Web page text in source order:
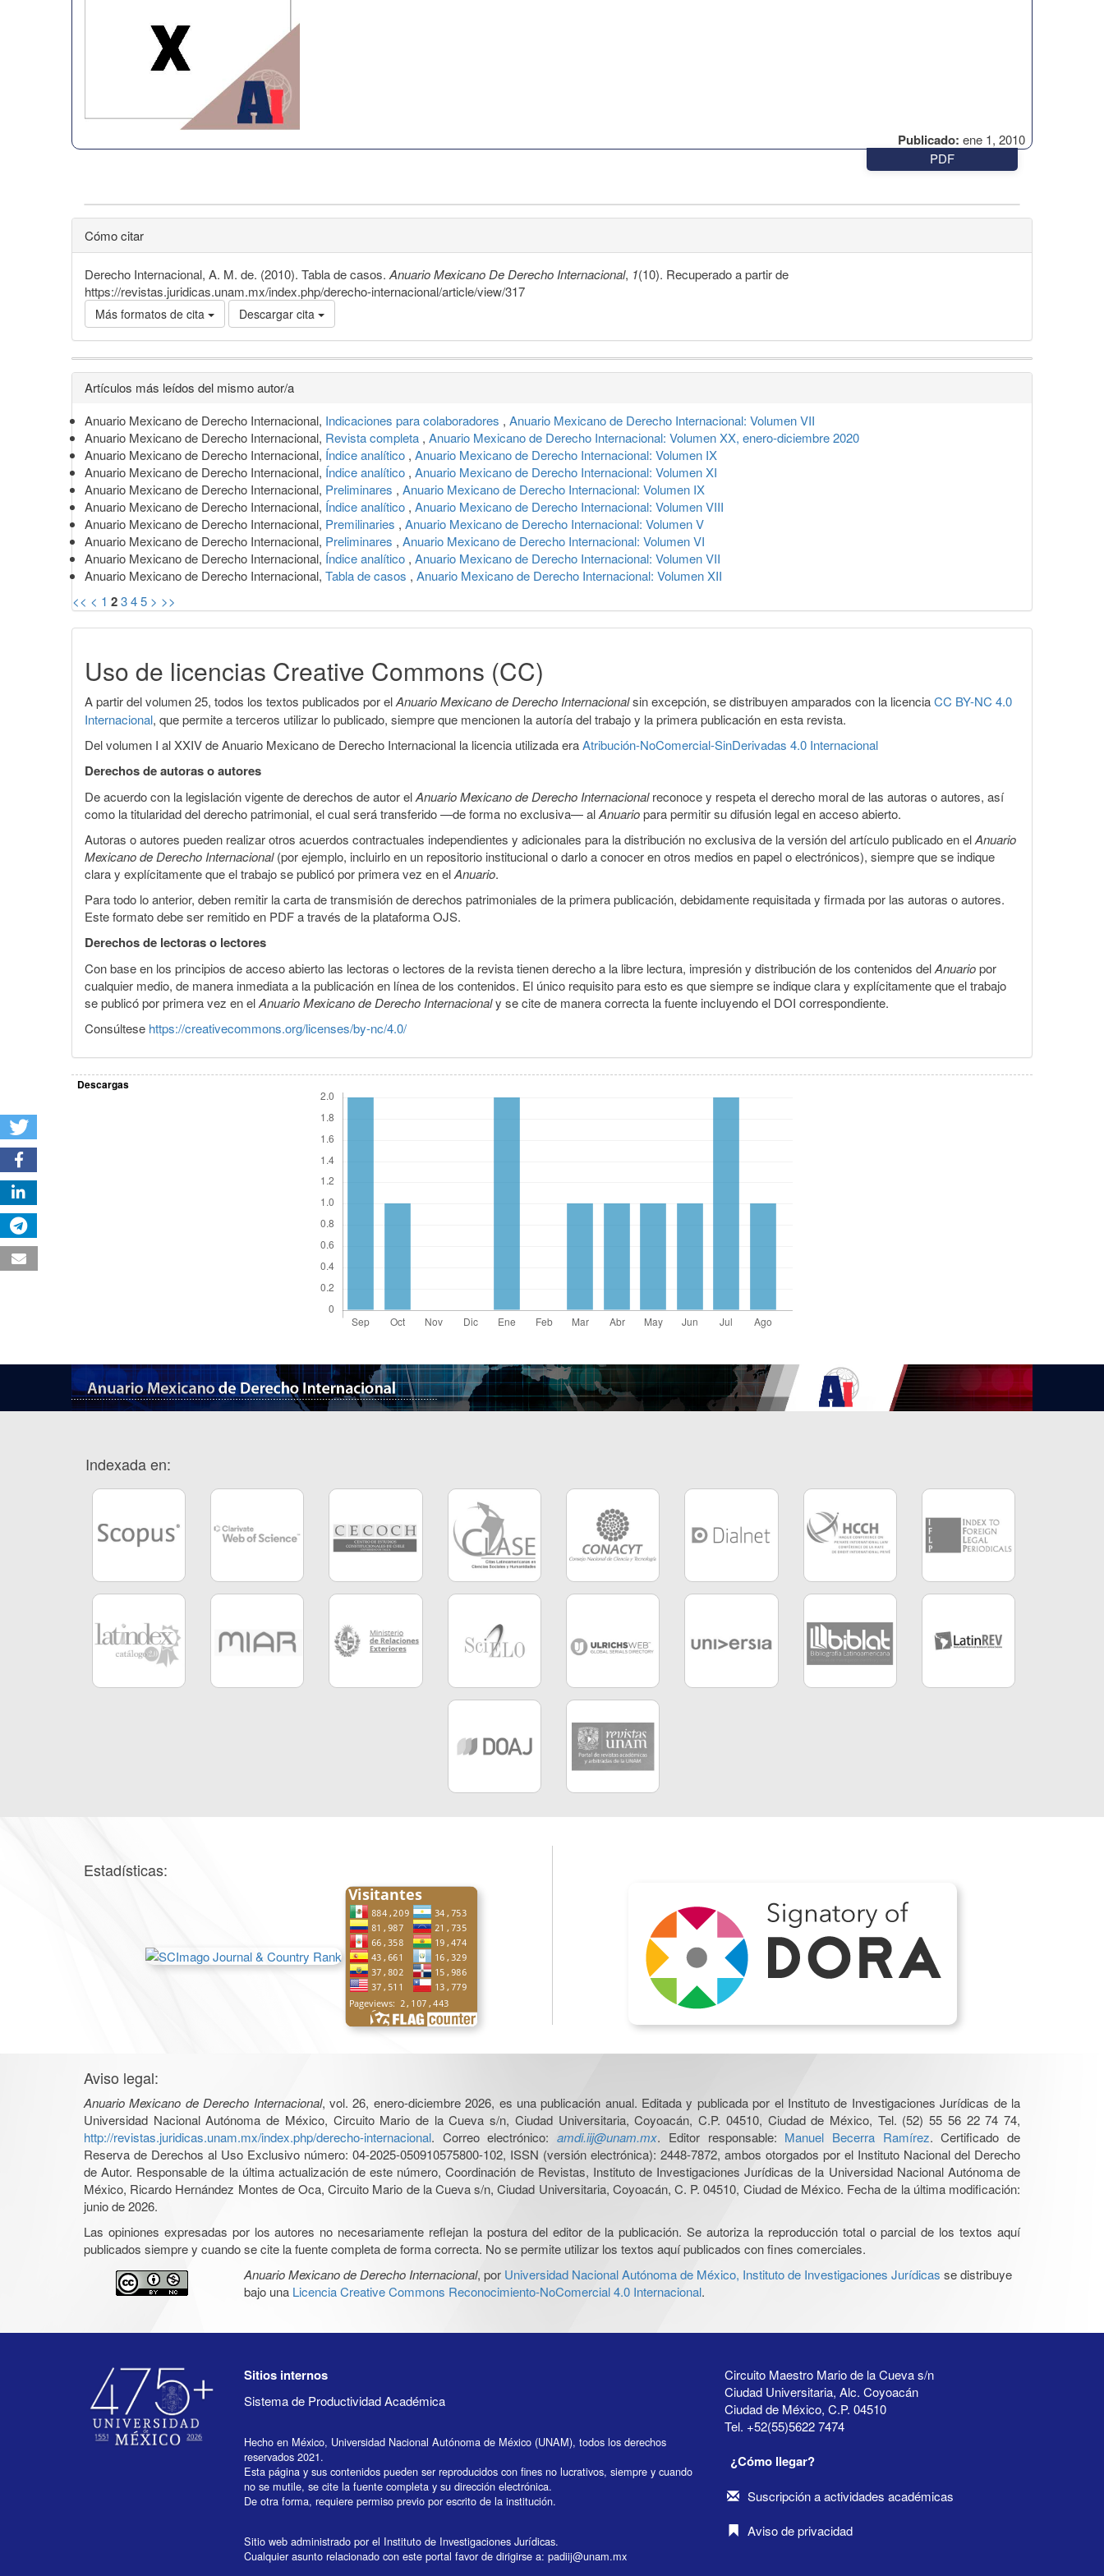
Publicado: ene 1, 2010
PDF
Cómo citar
Derecho Internacional, A. M. de. (2010). Tabla de casos. Anuario Mexicano De Derecho Internacional, 1(10). Recuperado a partir de
https://revistas.juridicas.unam.mx/index.php/derecho-internacional/article/view/317
Más formatos de cita Descargar cita
Detalles
del
artículo
Artículos más leídos del mismo autor/a
Anuario Mexicano de Derecho Internacional, Indicaciones para colaboradores , Anuario Mexicano de Derecho Internacional: Volumen VII
Anuario Mexicano de Derecho Internacional, Revista completa , Anuario Mexicano de Derecho Internacional: Volumen XX, enero-diciembre 2020
Anuario Mexicano de Derecho Internacional, Índice analítico , Anuario Mexicano de Derecho Internacional: Volumen IX
Anuario Mexicano de Derecho Internacional, Índice analítico , Anuario Mexicano de Derecho Internacional: Volumen XI
Anuario Mexicano de Derecho Internacional, Preliminares , Anuario Mexicano de Derecho Internacional: Volumen IX
Anuario Mexicano de Derecho Internacional, Índice analítico , Anuario Mexicano de Derecho Internacional: Volumen VIII
Anuario Mexicano de Derecho Internacional, Premilinaries , Anuario Mexicano de Derecho Internacional: Volumen V
Anuario Mexicano de Derecho Internacional, Preliminares , Anuario Mexicano de Derecho Internacional: Volumen VI
Anuario Mexicano de Derecho Internacional, Índice analítico , Anuario Mexicano de Derecho Internacional: Volumen VII
Anuario Mexicano de Derecho Internacional, Tabla de casos , Anuario Mexicano de Derecho Internacional: Volumen XII
<< < 1 2345 > >>
Uso de licencias Creative Commons (CC)
A partir del volumen 25, todos los textos publicados por elAnuario Mexicano de Derecho Internacionalsin excepción, se distribuyen amparados con la licenciaCC BY-NC 4.0
Internacional, que permite a terceros utilizar lo publicado, siempre que mencionen la autoría del trabajo y la primera publicación en esta revista.
Del volumen I al XXIV de Anuario Mexicano de Derecho Internacional la licencia utilizada eraAtribución-NoComercial-SinDerivadas 4.0 Internacional
Derechos de autoras o autores
De acuerdo con la legislación vigente de derechos de autor elAnuario Mexicano de Derecho Internacionalreconoce y respeta el derecho moral de las autoras o autores, así
como la titularidad del derecho patrimonial, el cual será transferido —de forma no exclusiva— alAnuariopara permitir su difusión legal en acceso abierto.
Autoras o autores pueden realizar otros acuerdos contractuales independientes y adicionales para la distribución no exclusiva de la versión del artículo publicado en elAnuario
Mexicano de Derecho Internacional(por ejemplo, incluirlo en un repositorio institucional o darlo a conocer en otros medios en papel o electrónicos), siempre que se indique
clara y explícitamente que el trabajo se publicó por primera vez en elAnuario.
Para todo lo anterior, deben remitir la carta de transmisión de derechos patrimoniales de la primera publicación, debidamente requisitada y firmada por las autoras o autores.
Este formato debe ser remitido en PDF a través de la plataforma OJS.
Derechos de lectoras o lectores
Con base en los principios de acceso abierto las lectoras o lectores de la revista tienen derecho a la libre lectura, impresión y distribución de los contenidos delAnuariopor
cualquier medio, de manera inmediata a la publicación en línea de los contenidos. El único requisito para esto es que siempre se indique clara y explícitamente que el trabajo
se publicó por primera vez en elAnuario Mexicano de Derecho Internacionaly se cite de manera correcta la fuente incluyendo el DOI correspondiente.
Consúltese https://creativecommons.org/licenses/by-nc/4.0/
Descargas
Indexada en:
Estadísticas:
Aviso legal:
Anuario Mexicano de Derecho Internacional, vol. 26, enero-diciembre 2026, es una publicación anual. Editada y publicada por el Instituto de Investigaciones Jurídicas de la
Universidad Nacional Autónoma de México, Circuito Mario de la Cueva s/n, Ciudad Universitaria, Coyoacán, C.P. 04510, Ciudad de México, Tel. (52) 55 56 22 74 74,
http://revistas.juridicas.unam.mx/index.php/derecho-internacional. Correo electrónico:amdi.iij@unam.mx. Editor responsable: Manuel Becerra Ramírez. Certificado de
Reserva de Derechos al Uso Exclusivo número: 04-2025-050910575800-102, ISSN (versión electrónica): 2448-7872, ambos otorgados por el Instituto Nacional del Derecho
de Autor. Responsable de la última actualización de este número, Coordinación de Revistas, Instituto de Investigaciones Jurídicas de la Universidad Nacional Autónoma de
México, Ricardo Hernández Montes de Oca, Circuito Mario de la Cueva s/n, Ciudad Universitaria, Coyoacán, C. P. 04510, Ciudad de México. Fecha de la última modificación:
junio de 2026.
Las opiniones expresadas por los autores no necesariamente reflejan la postura del editor de la publicación. Se autoriza la reproducción total o parcial de los textos aquí
publicados siempre y cuando se cite la fuente completa de forma correcta. No se permite utilizar los textos aquí publicados con fines comerciales.
Anuario Mexicano de Derecho Internacional, por Universidad Nacional Autónoma de México, Instituto de Investigaciones Jurídicas se distribuye
bajo una Licencia Creative Commons Reconocimiento-NoComercial 4.0 Internacional.
Sitios internos
Sistema de Productividad Académica
Hecho en México, Universidad Nacional Autónoma de México (UNAM), todos los derechos
reservados 2021.
Esta página y sus contenidos pueden ser reproducidos con fines no lucrativos, siempre y cuando
no se mutile, se cite la fuente completa y su dirección electrónica.
De otra forma, requiere permiso previo por escrito de la institución.
Sitio web administrado por el Instituto de Investigaciones Jurídicas.
Cualquier asunto relacionado con este portal favor de dirigirse a: padiij@unam.mx
Circuito Maestro Mario de la Cueva s/n
Ciudad Universitaria, Alc. Coyoacán
Ciudad de México, C.P. 04510
Tel. +52(55)5622 7474
¿Cómo llegar?
Suscripción a actividades académicas
Aviso de privacidad